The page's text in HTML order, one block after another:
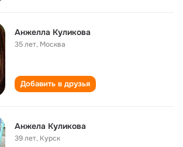
Анжелла Куликова
35 лет, Москва
Добавить в друзья
Анжела Куликова
39 лет, Курск